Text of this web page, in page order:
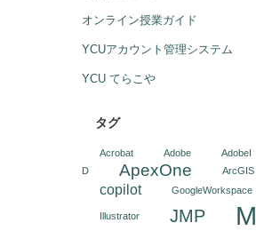
オンライン授業ガイド
YCUアカウント管理システム
YCU てらこや
タグ
Acrobat Adobe
AdobeI
D
ApexOne ArcGIS
copilot GoogleWorkspace
Illustrator JMP
M